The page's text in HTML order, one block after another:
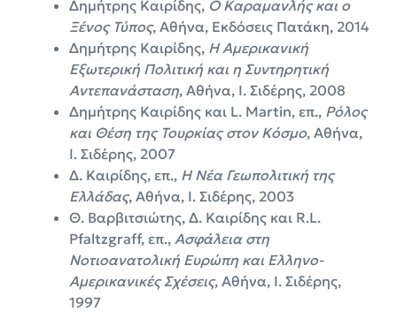
Δημήτρης Καιρίδης, Ο Καραμανλής και ο
Ξένος Τύπος, Αθήνα, Εκδόσεις Πατάκη, 2014
Δημήτρης Καιρίδης, Η Αμερικανική
Εξωτερική Πολιτική και η Συντηρητική
Aντεπανάσταση, Αθήνα, Ι. Σιδέρης, 2008
Δημήτρης Καιρίδης και L. Martin, επ., Ρόλος
και Θέση της Τουρκίας στον Κόσμο, Αθήνα,
Ι. Σιδέρης, 2007
Δ. Καιρίδης, επ., Η Νέα Γεωπολιτική της
Ελλάδας, Αθήνα, Ι. Σιδέρης, 2003
Θ. Βαρβιτσιώτης, Δ. Καιρίδης και R.L.
Pfaltzgraff, επ., Ασφάλεια στη
Νοτιοανατολική Ευρώπη και Ελληνο-
Αμερικανικές Σχέσεις, Αθήνα, Ι. Σιδέρης,
1997